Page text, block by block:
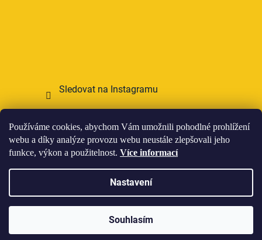
Používáme cookies, abychom Vám umožnili pohodlné prohlížení
webu a díky analýze provozu webu neustále zlepšovali jeho
funkce, výkon a použitelnost. Více informací
Nastavení
Souhlasím
Sledovat na Instagramu
Přijímáme online platby
HOWIES. Všechna práva vyhrazena.
Upravit nastavení cookies